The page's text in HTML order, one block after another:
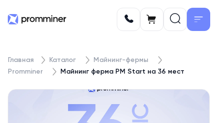
Главная Каталог
Майнинг-фермы
Promminer
Майнинг ферма PM Start на 36 мест